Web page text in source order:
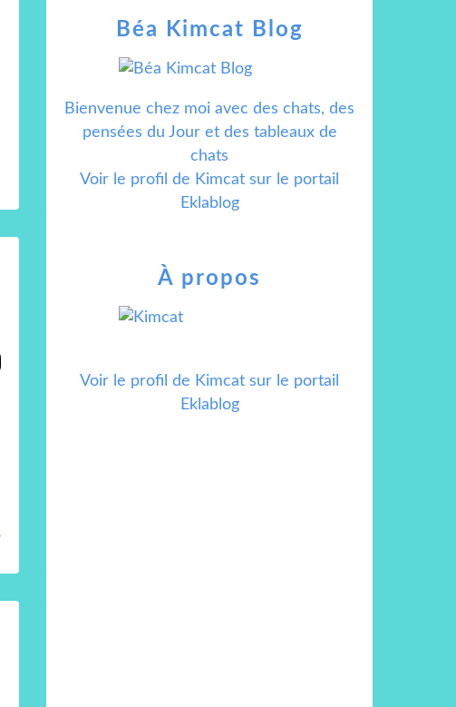
Béa Kimcat Blog
Bienvenue chez moi avec des chats, des
pensées du Jour et des tableaux de
chats
Voir le profil de Kimcat sur le portail
Eklablog
À propos
Voir le profil de Kimcat sur le portail
Eklablog